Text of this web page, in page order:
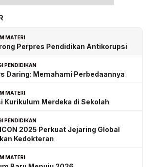
MATERI
Perpres Pendidikan Antikorupsi
PENDIDIKAN
Daring: Memahami Perbedaannya
MATERI
Kurikulum Merdeka di Sekolah
PENDIDIKAN
2025 Perkuat Jejaring Global
Kedokteran
MATERI